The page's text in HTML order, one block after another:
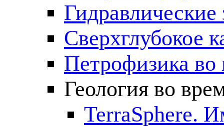
Сверхглубокое
Петрофизика во
Геология во
TerraSphere.